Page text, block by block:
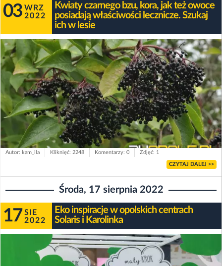
03 WRZ
2022
Kwiaty czarnego bzu, kora, jak też owoce
posiadają właściwości lecznicze. Szukaj
ich w lesie
Autor: kam_ila Kliknięć: 2248 Komentarzy: 0 Zdjęć: 1
CZYTAJ DALEJ >>
Środa, 17 sierpnia 2022
17 SIE
2022
Eko inspiracje w opolskich centrach
Solaris i Karolinka